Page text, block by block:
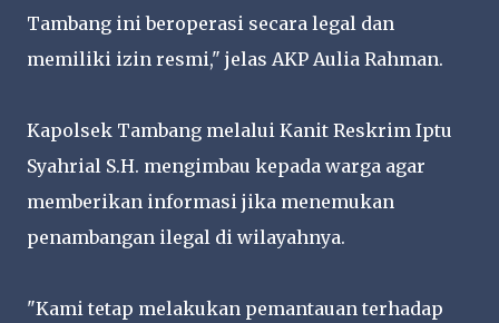
Tambang ini beroperasi secara legal dan
memiliki izin resmi," jelas AKP Aulia Rahman.
Kapolsek Tambang melalui Kanit Reskrim Iptu
Syahrial S.H. mengimbau kepada warga agar
memberikan informasi jika menemukan
penambangan ilegal di wilayahnya.
"Kami tetap melakukan pemantauan terhadap